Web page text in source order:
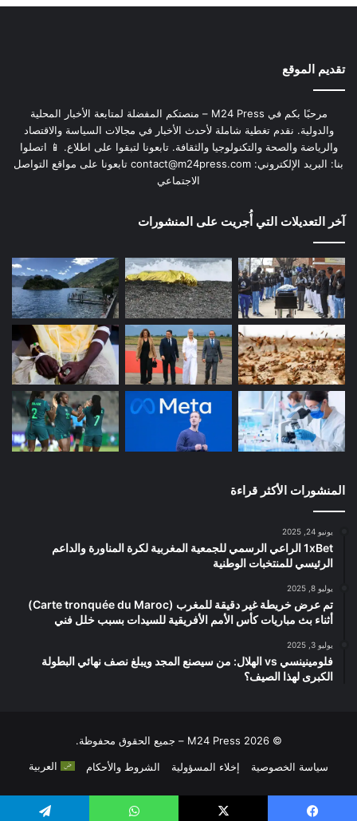
تقديم الموقع
مرحبًا بكم في M24 Press – منصتكم المفضلة لمتابعة الأخبار المحلية
والدولية. نقدم تغطية شاملة لأحدث الأخبار في مجالات السياسة والاقتصاد
والرياضة والصحة والتكنولوجيا والثقافة. تابعونا لتبقوا على اطلاع. 📱 اتصلوا
بنا: البريد الإلكتروني: contact@m24press.com تابعونا على مواقع التواصل
الاجتماعي
آخر التعديلات التي أُجريت على المنشورات
المنشورات الأكثر قراءة
يونيو 24, 2025
1xBet الراعي الرسمي للجمعية المغربية لكرة المناورة والداعم
الرئيسي للمنتخبات الوطنية
يوليو 8, 2025
تم عرض خريطة غير دقيقة للمغرب (Carte tronquée du Maroc)
أثناء بث مباريات كأس الأمم الأفريقية للسيدات بسبب خلل فني
يوليو 3, 2025
فلومينينسي vs الهلال: من سيصنع المجد ويبلغ نصف نهائي البطولة
الكبرى لهذا الصيف؟
© 2026 M24 Press – جميع الحقوق محفوظة.
سياسة الخصوصية إخلاء المسؤولية الشروط والأحكام العربية